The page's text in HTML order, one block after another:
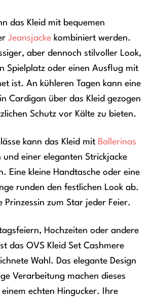
das Kleid mit bequemen
Jeansjacke kombiniert werden.
aber dennoch stilvoller Look,
Spielplatz oder einen Ausflug mit
ist. An kühleren Tagen kann eine
Cardigan über das Kleid gezogen
Schutz vor Kälte zu bieten.
kann das Kleid mit Ballerinas
und einer eleganten Strickjacke
Eine kleine Handtasche oder eine
runden den festlichen Look ab.
Prinzessin zum Star jeder Feier.
Hochzeiten oder andere
das OVS Kleid Set Cashmere
Wahl. Das elegante Design
Verarbeitung machen dieses
einem echten Hingucker. Ihre